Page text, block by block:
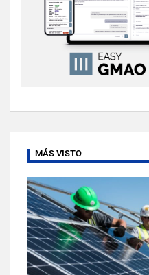
MÁS VISTO